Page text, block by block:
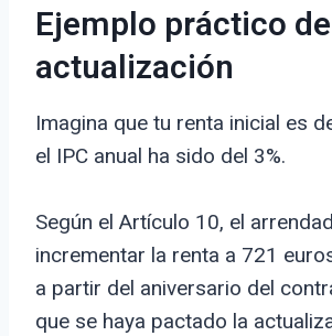
Ejemplo práctico de
actualización
Imagina que tu renta inicial es
el IPC anual ha sido del 3%.
Según el Artículo 10, el
incrementar la renta a 721
a partir del aniversario del
que se haya pactado la